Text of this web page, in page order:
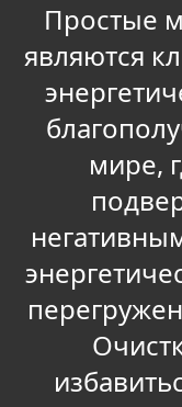
Простые
являются
мире,